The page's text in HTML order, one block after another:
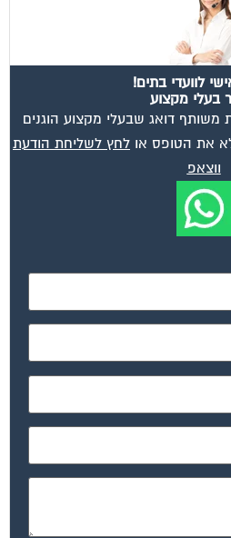
לוועדי בתים!
בעלי מקצוע
משותף דואג שבעלי מקצוע הוגנים
את הטופס או לחץ לשליחת הודעת
ווצאפ